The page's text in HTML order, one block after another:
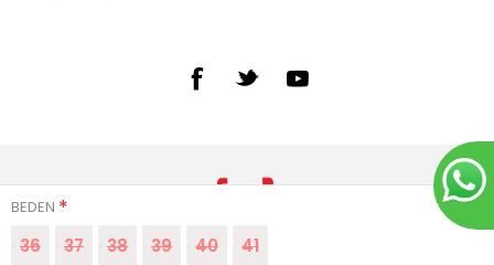
BEDEN *
36 37 38 39 40 41